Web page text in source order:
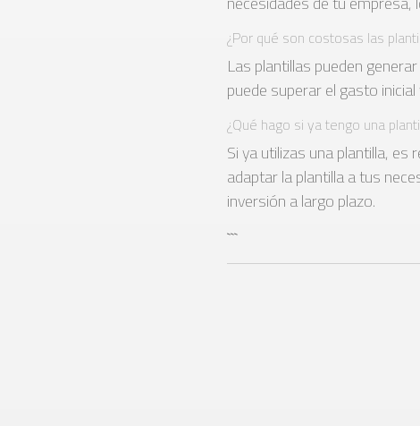
¿Por qué son costosas las
Las plantillas pueden
puede superar el gasto
¿Qué hago si ya tengo una
Si ya utilizas una plantilla,
adaptar la plantilla a tus
inversión a largo plazo.
```